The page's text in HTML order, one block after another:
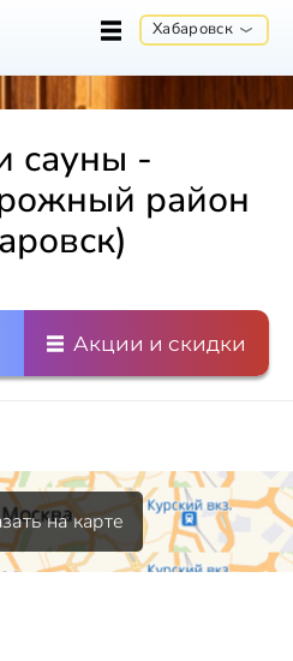
Хабаровск
сауны -
район
Акции и скидки
на карте